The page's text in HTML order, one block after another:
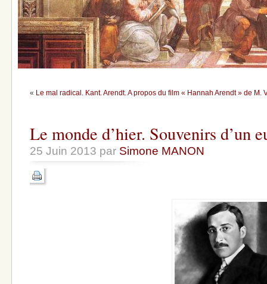
« Le mal radical. Kant. Arendt. A propos du film « Hannah Arendt » de M.
Le monde d’hier. Souvenirs d’un
25 Juin 2013 par Simone MANON